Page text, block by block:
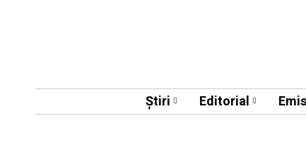
Știri Editorial